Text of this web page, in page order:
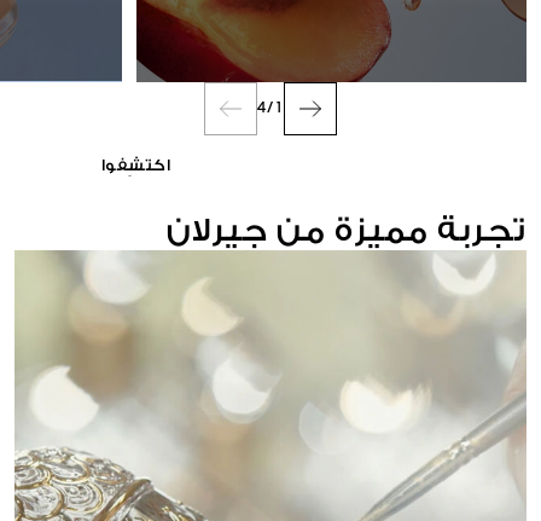
اكتشِفوا
1
/
4
تجربة مميزة من جيرلان